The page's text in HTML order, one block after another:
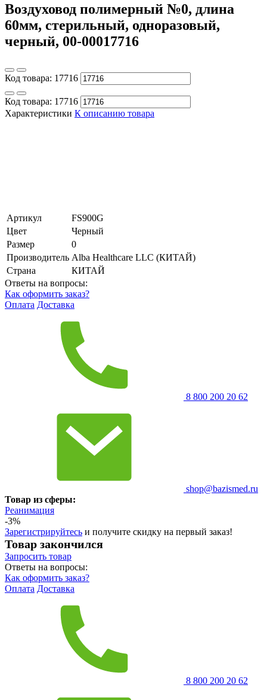
Воздуховод полимерный №0, длина
60мм, стерильный, одноразовый,
черный, 00-00017716
Код товара: 17716
Код товара: 17716
Характеристики К описанию товара
Артикул
FS900G
Цвет
Черный
Размер
0
Производитель Alba Healthcare LLC (КИТАЙ)
Страна
КИТАЙ
Ответы на вопросы:
Как оформить заказ?
Оплата Доставка
8 800 200 20 62
shop@bazismed.ru
Товар из сферы:
Реанимация
-3%
Зарегистрируйтесь и получите скидку на первый заказ!
Товар закончился
Запросить товар
Ответы на вопросы:
Как оформить заказ?
Оплата Доставка
8 800 200 20 62